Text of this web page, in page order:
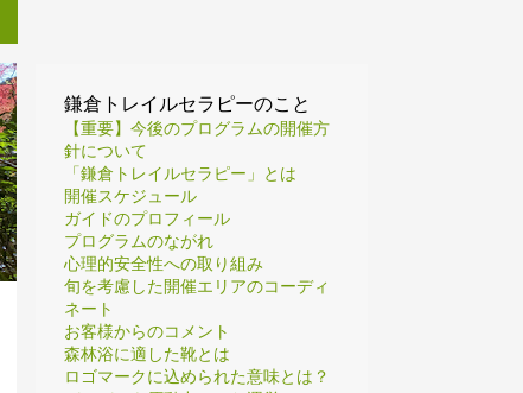
鎌倉トレイルセラピーのこと
【重要】今後のプログラムの開催方
針について
「鎌倉トレイルセラピー」とは
開催スケジュール
ガイドのプロフィール
プログラムのながれ
心理的安全性への取り組み
旬を考慮した開催エリアのコーディ
ネート
お客様からのコメント
森林浴に適した靴とは
ロゴマークに込められた意味とは？